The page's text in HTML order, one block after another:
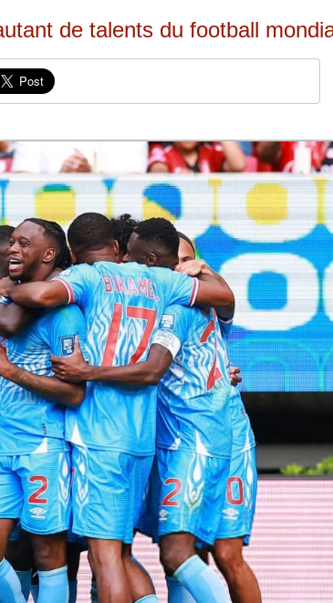
de talents du football